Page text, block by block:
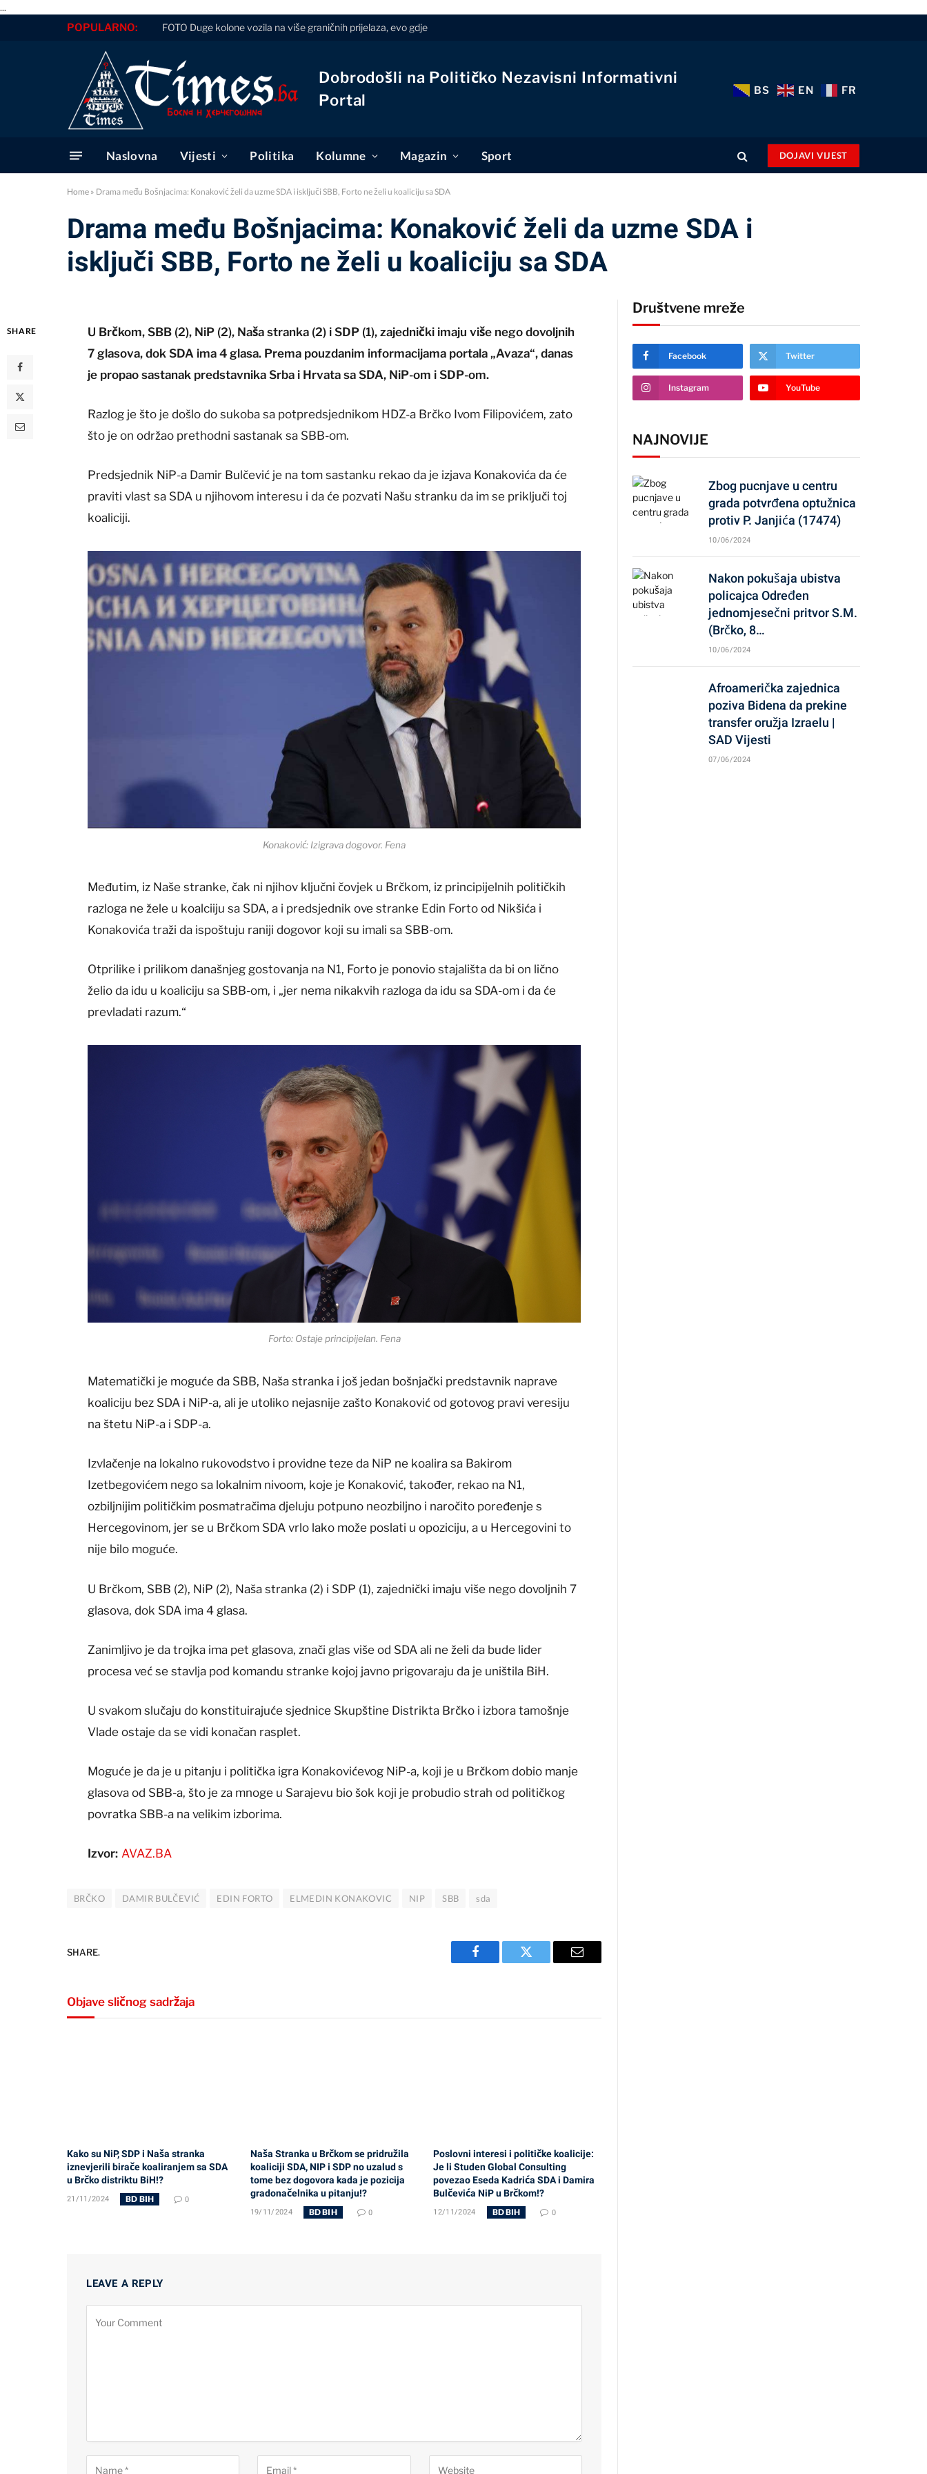
...
POPULARNO: FOTO Duge kolone vozila na više graničnih prijelaza, evo gdje
Dobrodošli na Političko Nezavisni Informativni
Portal
BS EN FR
Naslovna Vijesti Politika Kolumne Magazin Sport DOJAVI VIJEST
Home » Drama među Bošnjacima: Konaković želi da uzme SDA i isključi SBB, Forto ne želi u koaliciju sa SDA
Drama među Bošnjacima: Konaković želi da uzme SDA i
isključi SBB, Forto ne želi u koaliciju sa SDA
SHARE
U Brčkom, SBB (2), NiP (2), Naša stranka (2) i SDP (1), zajednički imaju više nego dovoljnih
7 glasova, dok SDA ima 4 glasa. Prema pouzdanim informacijama portala „Avaza“, danas
je propao sastanak predstavnika Srba i Hrvata sa SDA, NiP-om i SDP-om.
Razlog je što je došlo do sukoba sa potpredsjednikom HDZ-a Brčko Ivom Filipovićem, zato
što je on održao prethodni sastanak sa SBB-om.
Predsjednik NiP-a Damir Bulčević je na tom sastanku rekao da je izjava Konakovića da će
praviti vlast sa SDA u njihovom interesu i da će pozvati Našu stranku da im se priključi toj
koaliciji.
Konaković: Izigrava dogovor. Fena
Međutim, iz Naše stranke, čak ni njihov ključni čovjek u Brčkom, iz principijelnih političkih
razloga ne žele u koalciiju sa SDA, a i predsjednik ove stranke Edin Forto od Nikšića i
Konakovića traži da ispoštuju raniji dogovor koji su imali sa SBB-om.
Otprilike i prilikom današnjeg gostovanja na N1, Forto je ponovio stajališta da bi on lično
želio da idu u koaliciju sa SBB-om, i „jer nema nikakvih razloga da idu sa SDA-om i da će
prevladati razum.“
Forto: Ostaje principijelan. Fena
Matematički je moguće da SBB, Naša stranka i još jedan bošnjački predstavnik naprave
koaliciju bez SDA i NiP-a, ali je utoliko nejasnije zašto Konaković od gotovog pravi veresiju
na štetu NiP-a i SDP-a.
Izvlačenje na lokalno rukovodstvo i providne teze da NiP ne koalira sa Bakirom
Izetbegovićem nego sa lokalnim nivoom, koje je Konaković, također, rekao na N1,
ozbiljnijim političkim posmatračima djeluju potpuno neozbiljno i naročito poređenje s
Hercegovinom, jer se u Brčkom SDA vrlo lako može poslati u opoziciju, a u Hercegovini to
nije bilo moguće.
U Brčkom, SBB (2), NiP (2), Naša stranka (2) i SDP (1), zajednički imaju više nego dovoljnih 7
glasova, dok SDA ima 4 glasa.
Zanimljivo je da trojka ima pet glasova, znači glas više od SDA ali ne želi da bude lider
procesa već se stavlja pod komandu stranke kojoj javno prigovaraju da je uništila BiH.
U svakom slučaju do konstituirajuće sjednice Skupštine Distrikta Brčko i izbora tamošnje
Vlade ostaje da se vidi konačan rasplet.
Moguće je da je u pitanju i politička igra Konakovićevog NiP-a, koji je u Brčkom dobio manje
glasova od SBB-a, što je za mnoge u Sarajevu bio šok koji je probudio strah od političkog
povratka SBB-a na velikim izborima.
Izvor: AVAZ.BA
BRČKO DAMIR BULČEVIĆ EDIN FORTO ELMEDIN KONAKOVIC NIP SBB sda
SHARE.
Facebook Twitter Email
Objave sličnog sadržaja
Kako su NiP, SDP i Naša stranka
iznevjerili birače koaliranjem sa SDA
u Brčko distriktu BiH!?
21/11/2024 BD BIH 0
Naša Stranka u Brčkom se pridružila
koaliciji SDA, NIP i SDP no uzalud s
tome bez dogovora kada je pozicija
gradonačelnika u pitanju!?
19/11/2024 BD BIH 0
Poslovni interesi i političke koalicije:
Je li Studen Global Consulting
povezao Eseda Kadrića SDA i Damira
Bulčevića NiP u Brčkom!?
12/11/2024 BD BIH 0
LEAVE A REPLY
Društvene mreže
Facebook Twitter
Instagram YouTube
NAJNOVIJE
Zbog pucnjave u centru
grada potvrđena optužnica
protiv P. Janjića (17474)
10/06/2024
Nakon pokušaja ubistva
policajca Određen
jednomjesečni pritvor S.M.
(Brčko, 8…
10/06/2024
Afroamerička zajednica
poziva Bidena da prekine
transfer oružja Izraelu |
SAD Vijesti
07/06/2024